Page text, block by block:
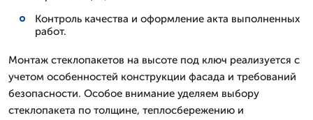
Контроль качества и оформление акта выполненных
работ.
Монтаж стеклопакетов на высоте под ключ реализуется с
учетом особенностей конструкции фасада и требований
безопасности. Особое внимание уделяем выбору
стеклопакета по толщине, теплосбережению и